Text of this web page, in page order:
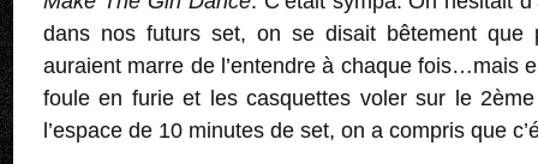
dans nos futurs set, on se disait bêtement que
auraient marre de l’entendre à chaque fois…mais
foule en furie et les casquettes voler sur le
l’espace de 10 minutes de set, on a compris que